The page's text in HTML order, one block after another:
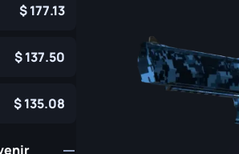
MAG-7
Sawed-Off
Нож-бабочка
Классический ножFive-
177.13
137.50
135.08